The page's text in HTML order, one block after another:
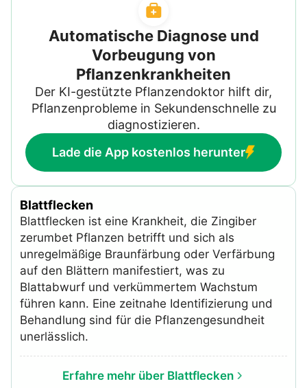
Automatische Diagnose und
Vorbeugung von
Pflanzenkrankheiten
Der KI-gestützte Pflanzendoktor hilft dir,
Pflanzenprobleme in Sekundenschnelle zu
diagnostizieren.
Lade die App kostenlos herunter
Blattflecken
Blattflecken ist eine Krankheit, die Zingiber
zerumbet Pflanzen betrifft und sich als
unregelmäßige Braunfärbung oder Verfärbung
auf den Blättern manifestiert, was zu
Blattabwurf und verkümmertem Wachstum
führen kann. Eine zeitnahe Identifizierung und
Behandlung sind für die Pflanzengesundheit
unerlässlich.
Erfahre mehr über Blattflecken